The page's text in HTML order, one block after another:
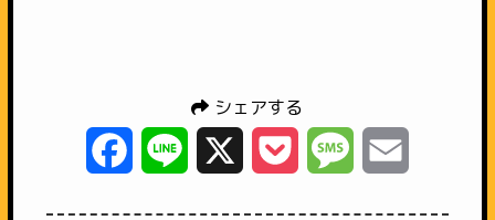
シェアする
Facebook
Line Pocket Message